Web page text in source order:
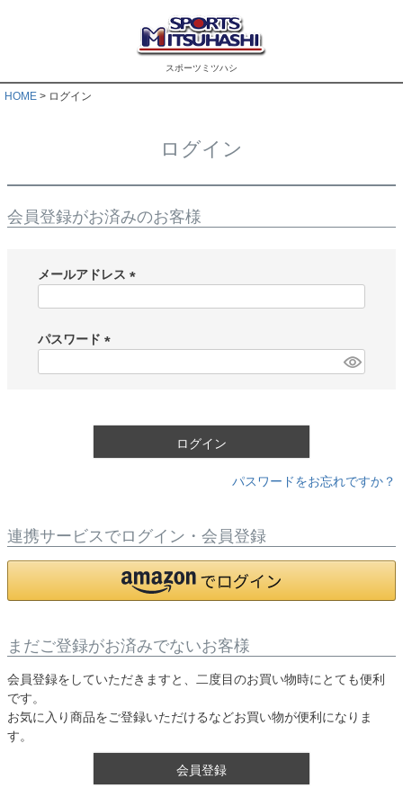
スポーツミツハシ
HOME ログイン
ログイン
会員登録がお済みのお客様
メールアドレス
)
パスワード
ログイン
パスワードをお忘れですか？
連携サービスでログイン・会員登録
まだご登録がお済みでないお客様
会員登録をしていただきますと、二度目のお買い物時にとても便利
です。
お気に入り商品をご登録いただけるなどお買い物が便利になりま
す。
会員登録